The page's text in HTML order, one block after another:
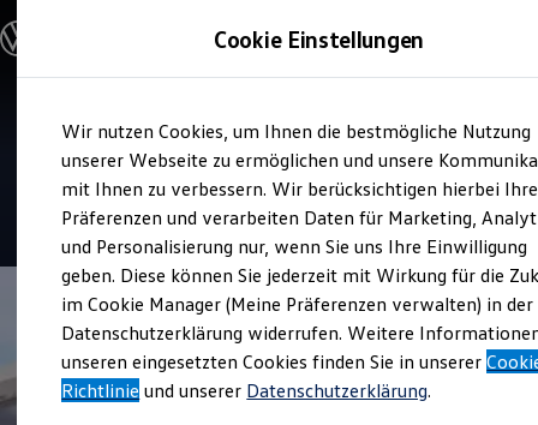
Hauptinhalt
springen
Footer
springen
Modelle & Konfigurator
Nutzfahrzeugkategorien entdecken
Modelle konfigurieren
Vorgängermodelle und Oldtimer
Vorgängermodelle
Oldtimer
Bulli Historie
Branchenlösungen & Gewerbekunden
Umbaulösungen und Hersteller finden
Auf- und Umbauten entdecken & konfigurieren
Groß- und Sonderkunden
Großkunden
Kommunen & Behörden
Journalisten
Sportvereine
Branchenlösungen
Service
Auto Höss
4.8| 57 Bewertungen
Cookie Einstellungen
Wir nutzen Cookies, um Ihnen die bestmögliche Nutzung
unserer Webseite zu ermöglichen und unsere
mit Ihnen zu verbessern. Wir berücksichtigen hierbei Ihre
Präferenzen und verarbeiten Daten für Marketing,
und Personalisierung nur, wenn Sie uns Ihre Einwilligung
geben. Diese können Sie jederzeit mit Wirkung für die
im Cookie Manager (Meine Präferenzen verwalten) in der
Datenschutzerklärung widerrufen. Weitere
unseren eingesetzten Cookies finden Sie in unserer
Richtlinie und unserer Datenschutzerklärung.